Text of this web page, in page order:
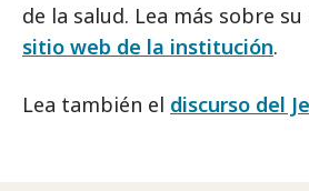
de la salud. Lea más sobre
sitio web de la institución.
Lea también el discurso del